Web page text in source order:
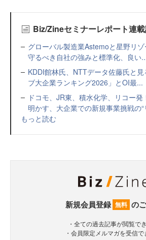
Biz/Zineセミナーレポート連
グローバル製造業Astemoと星野リゾ
守るべき自社の強みと標準化、良い
KDDI館林氏、NTTデータ佐藤氏と見
ブ大企業ランキング2026」とOI最...
ドコモ、JR東、積水化学、リコー
明かす、大企業での新規事業挑戦の“
もっと読む
新規会員登録 無料 の
・全ての過去記事が閲覧で
・会員限定メルマガを受信